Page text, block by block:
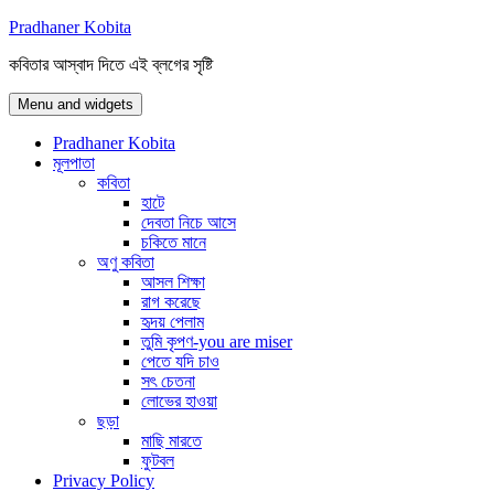
Skip
content
Pradhaner Kobita
কবিতার আস্বাদ দিতে এই ব্লগের সৃষ্টি
Menu and widgets
Pradhaner Kobita
মূলপাতা
কবিতা
হাটে
দেবতা নিচে আসে
চকিতে মানে
অণু কবিতা
আসল শিক্ষা
রাগ করেছে
হৃদয় পেলাম
তুমি কৃপণ-you are miser
পেতে যদি চাও
সৎ চেতনা
লোভের হাওয়া
ছড়া
মাছি মারতে
ফুটবল
Privacy Policy